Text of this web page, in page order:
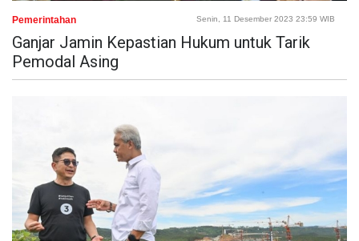
Pemerintahan Senin, 11 Desember 2023 23:59 WIB
Ganjar Jamin Kepastian Hukum untuk Tarik
Pemodal Asing